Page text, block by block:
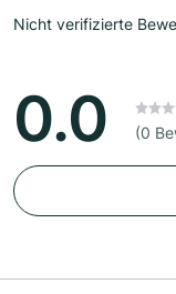
Nicht verifizierte
0.0 (0